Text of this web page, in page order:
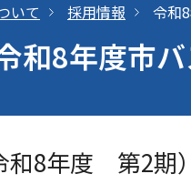
いて 採用情報 令和
和8年度市
和8年度 第2期）